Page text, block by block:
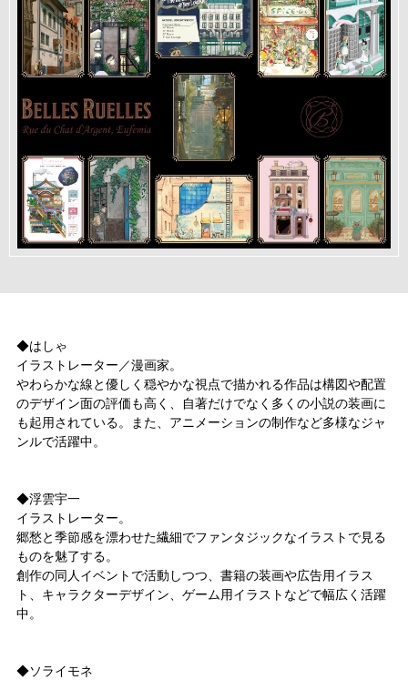
◆はしゃ
イラストレーター／漫画家。
やわらかな線と優しく穏やかな視点で描かれる作品は構図や配置
のデザイン面の評価も高く、自著だけでなく多くの小説の装画に
も起用されている。また、アニメーションの制作など多様なジャ
ンルで活躍中。
◆浮雲宇一
イラストレーター。
郷愁と季節感を漂わせた繊細でファンタジックなイラストで見る
ものを魅了する。
創作の同人イベントで活動しつつ、書籍の装画や広告用イラス
ト、キャラクターデザイン、ゲーム用イラストなどで幅広く活躍
中。
◆ソライモネ